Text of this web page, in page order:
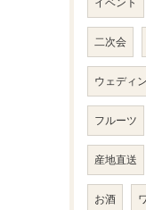
イベント
二次会
ウェディ
フルーツ
産地直送
お酒